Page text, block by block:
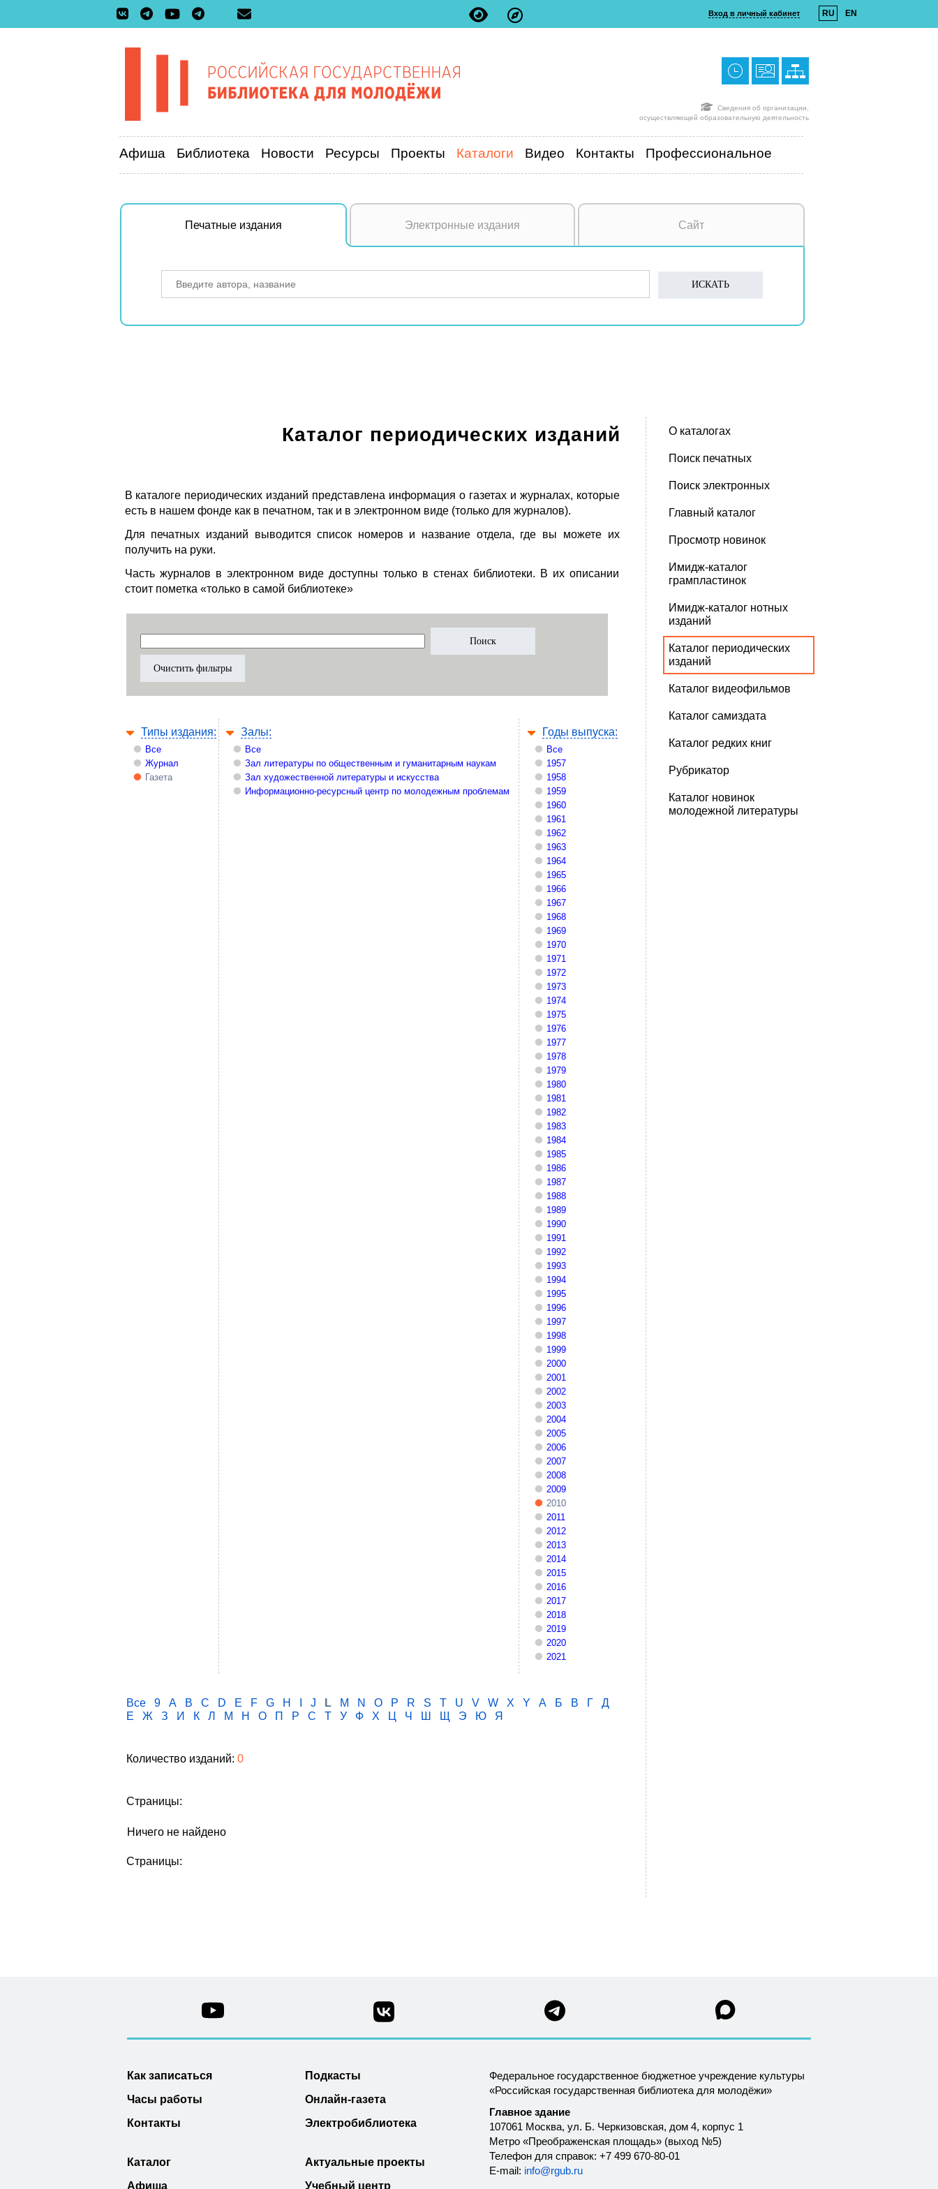
Вход в личный кабинет RU EN
Сведения об организации,
осуществляющей образовательную деятельность
Афиша Библиотека Новости Ресурсы Проекты Каталоги Видео Контакты Профессиональное
Печатные издания Электронные издания Сайт
Каталог периодических изданий
В каталоге периодических изданий представлена информация о газетах и журналах, которые
есть в нашем фонде как в печатном, так и в электронном виде (только для журналов).
Для печатных изданий выводится список номеров и название отдела, где вы можете их
получить на руки.
Часть журналов в электронном виде доступны только в стенах библиотеки. В их описании
стоит пометка «только в самой библиотеке»
Типы издания:
Все
Журнал
Газета
Залы:
Все
Зал литературы по общественным и гуманитарным наукам
Зал художественной литературы и искусства
Информационно-ресурсный центр по молодежным проблемам
Годы выпуска:
Все
1957
1958
1959
1960
1961
1962
1963
1964
1965
1966
1967
1968
1969
1970
1971
1972
1973
1974
1975
1976
1977
1978
1979
1980
1981
1982
1983
1984
1985
1986
1987
1988
1989
1990
1991
1992
1993
1994
1995
1996
1997
1998
1999
2000
2001
2002
2003
2004
2005
2006
2007
2008
2009
2010
2011
2012
2013
2014
2015
2016
2017
2018
2019
2020
2021
Все 9 A B C D E F G H J L M N O P R S T U V W X Y А Б В Г
Д
Е
Ж З И К Л М Н О П Р С Т У Ф Х Ц Ч Ш Щ Э Ю Я
Количество изданий: 0
Страницы:
Ничего не найдено
Страницы:
О каталогах
Поиск печатных
Поиск электронных
Главный каталог
Просмотр новинок
Имидж-каталог
грампластинок
Имидж-каталог нотных
изданий
Каталог периодических
изданий
Каталог видеофильмов
Каталог самиздата
Каталог редких книг
Рубрикатор
Каталог новинок
молодежной литературы
Как записаться
Часы работы
Контакты
Каталог
Афиша
Подкасты
Онлайн-газета
Электробиблиотека
Актуальные проекты
Учебный центр
Федеральное государственное бюджетное учреждение культуры
«Российская государственная библиотека для молодёжи»
Главное здание
107061 Москва, ул. Б. Черкизовская, дом 4, корпус 1
Метро «Преображенская площадь» (выход №5)
Телефон для справок: +7 499 670-80-01
E-mail: info@rgub.ru